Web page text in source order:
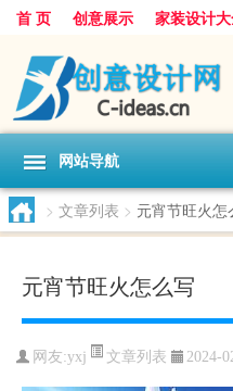
首 页 创意展示 家装设计
网站导航
> 文章列表 > 元宵节旺火怎
元宵节旺火怎么写
网友:yxj 文章列表 2024-